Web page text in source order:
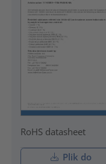
RoHS datasheet
Plik do